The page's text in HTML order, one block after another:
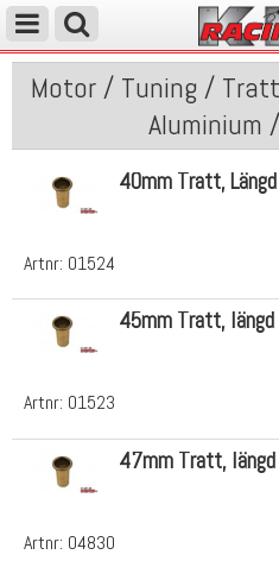
Motor / Tuning /
Aluminium
Artnr: 01524
40mm Tratt,
Artnr: 01523
45mm Tratt,
Artnr: 04830
47mm Tratt,